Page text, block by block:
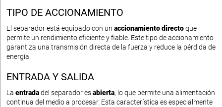
TIPO DE ACCIONAMIENTO
El separador está equipado con un accionamiento directoque
permite un rendimiento eficiente y fiable. Este tipo de accionamiento
garantiza una transmisión directa de la fuerza y reduce la pérdida de
energía.
ENTRADA Y SALIDA
La entradadel separador esabierta, lo que permite una alimentación
continua del medio a procesar. Esta característica es especialmente